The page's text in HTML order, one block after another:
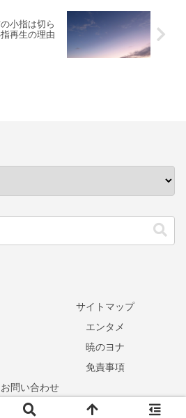
小指は切ら
再生の理由
サイトマップ
エンタメ
暁のヨナ
免責事項
お問い合わせ
2026 いとのろぐ.